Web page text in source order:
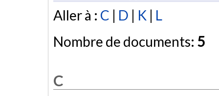
Aller à : C | D | K | L
Nombre de documents: 5
C